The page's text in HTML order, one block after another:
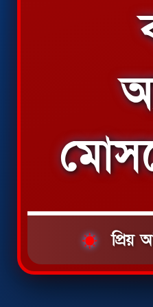
প্রিয়